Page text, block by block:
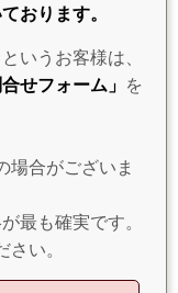
おります。
いうお客様は、
せフォーム」 を
場合がございま
最も確実です。
さい。